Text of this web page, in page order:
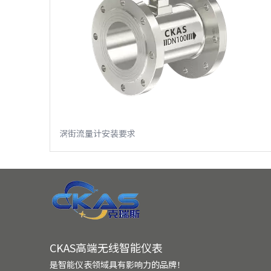
涡街流量计安装要求
CKAS高端无线智能仪表
是智能仪表领域具有影响力的品牌！